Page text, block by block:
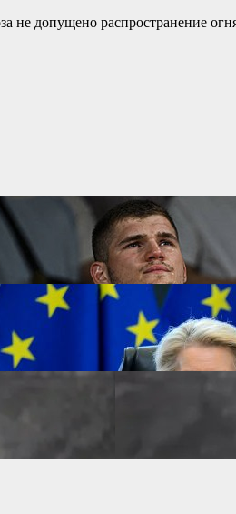
допущено распространение